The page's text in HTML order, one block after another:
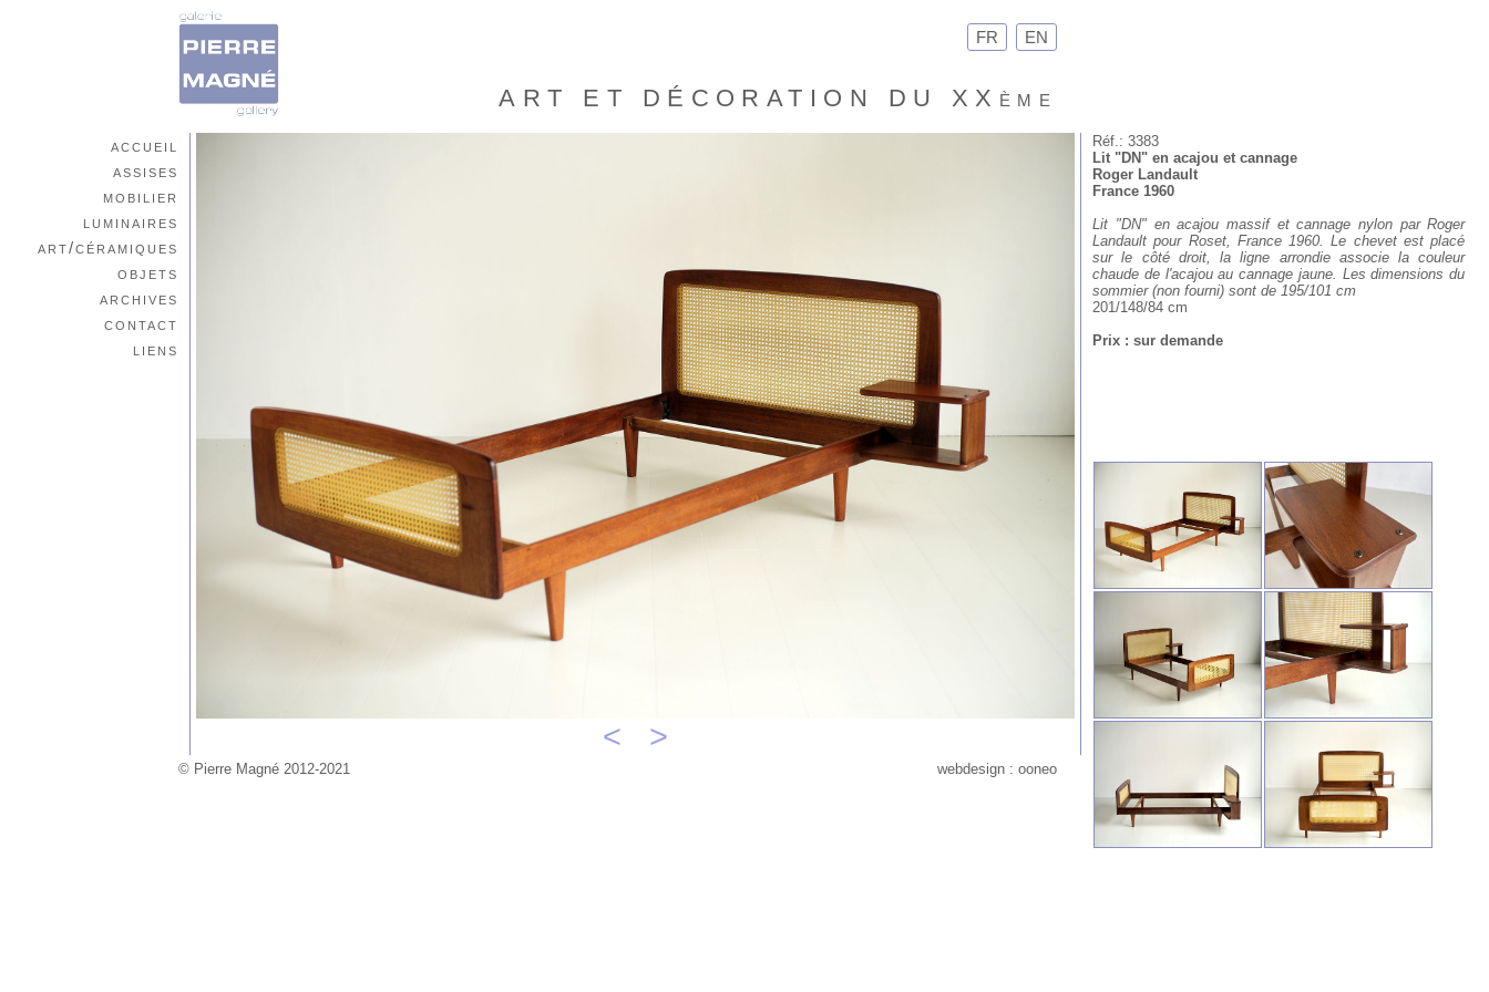
FR EN
ART ET DÉCORATION DU XXème
accueil
assises
mobilier
luminaires
art/céramiques
objets
archives
contact
liens
< >
Réf.: 3383
Lit "DN" en acajou et cannage
Roger Landault
France 1960
Lit "DN" en acajou massif et cannage nylon par Roger
Landault pour Roset, France 1960. Le chevet est placé
sur le côté droit, la ligne arrondie associe la couleur
chaude de l'acajou au cannage jaune. Les dimensions du
sommier (non fourni) sont de 195/101 cm
201/148/84 cm
Prix : sur demande
© Pierre Magné 2012-2021 webdesign : ooneo